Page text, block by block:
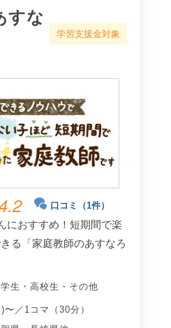
すな
学習支援金対象
口コミ（1件）
におすすめ！短期間で楽
る「家庭教師のあすなろ
生 ・ 高校生 ・ その他
／1コマ（30分）